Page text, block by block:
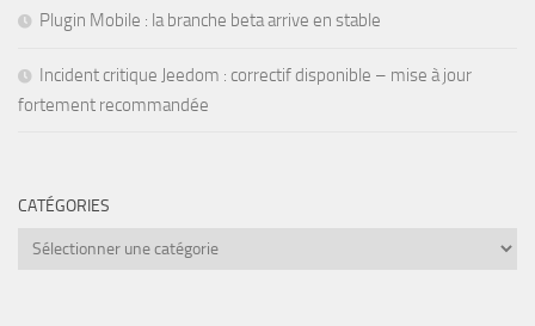
Plugin Mobile : la branche beta arrive en stable
Incident critique Jeedom : correctif disponible – mise à jour
fortement recommandée
CATÉGORIES
Catégories